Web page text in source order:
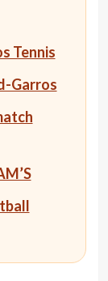
Tennis
Garros